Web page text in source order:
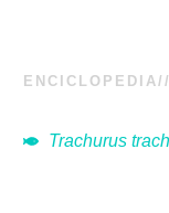
ENCICLOPEDIA//
Trachurus